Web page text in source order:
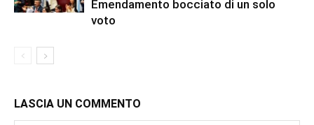
Emendamento bocciato di un solo
voto
LASCIA UN COMMENTO